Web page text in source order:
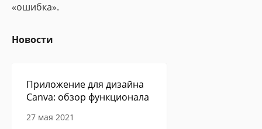
«ошибка».
Новости
Приложение для дизайна
Canva: обзор функционала
27 мая 2021